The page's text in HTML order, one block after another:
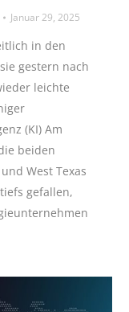
Januar 29, 2025
in den
gestern nach
leichte
(KI) Am
beiden
West Texas
gefallen,